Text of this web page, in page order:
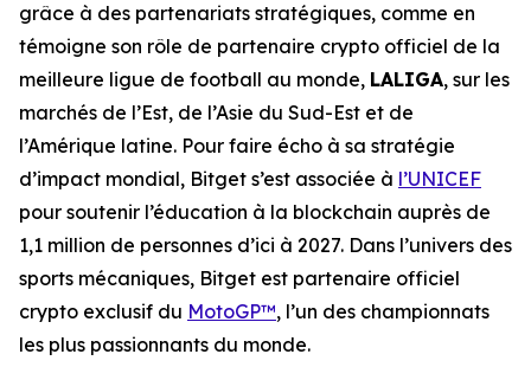
grâce à des partenariats stratégiques, comme en
témoigne son rôle de partenaire crypto officiel de la
meilleure ligue de football au monde, LALIGA, sur les
marchés de l’Est, de l’Asie du Sud-Est et de
l’Amérique latine. Pour faire écho à sa stratégie
d’impact mondial, Bitget s’est associée à l’UNICEF
pour soutenir l’éducation à la blockchain auprès de
1,1 million de personnes d’ici à 2027. Dans l’univers des
sports mécaniques, Bitget est partenaire officiel
crypto exclusif du MotoGP™, l’un des championnats
les plus passionnants du monde.